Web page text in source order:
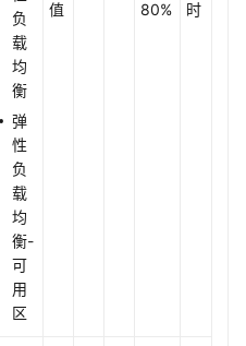
负
载
均
衡
弹
性
负
载
均
衡-
可
用
区
值 80% 时